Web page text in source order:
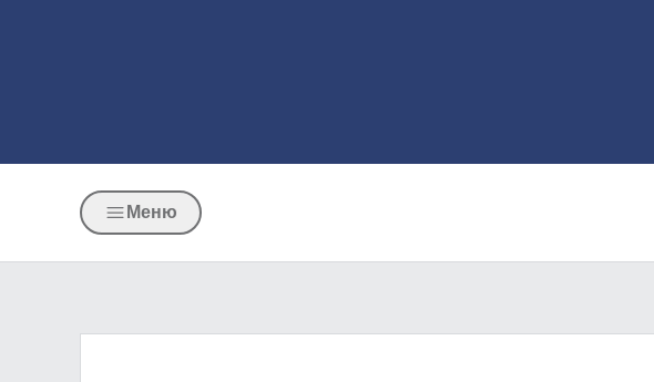
Меню